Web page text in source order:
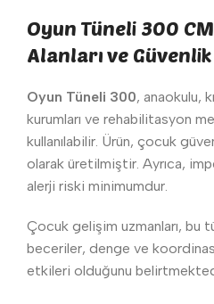
Oyun Tüneli 300
Alanları ve Güvenlik
Oyun Tüneli 300, anaokulu,
kurumları ve rehabilitasyon
kullanılabilir. Ürün, çocuk
olarak üretilmiştir. Ayrıca,
alerji riski minimumdur.
Çocuk gelişim uzmanları, bu
beceriler, denge ve
etkileri olduğunu